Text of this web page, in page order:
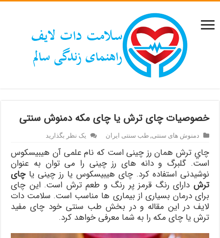
خصوصیات چای ترش یا چای مکه دمنوش سنتی
دمنوش های سنتی,طب سنتی ایران یک نظر بگذارید
چاي ترش همان رز چينی است که نام علمی آن هیبیسکوس
است. گلبرگ و دانه های رز چینی را می توان به عنوان
نوشيدنی استفاده كرد. چای هيبيسكوس یا رز چینی یاچای
ترش دارای رنگ قرمز پر رنگ و طعم ترش است. این چای
برای درمان بسیاری از بیماری ها مناسب است. سلامت دات
لایف در این مقاله و در بخش طب سنتی خود چای مفید
ترش یا چای مکه را به شما معرفی خواهد کرد.